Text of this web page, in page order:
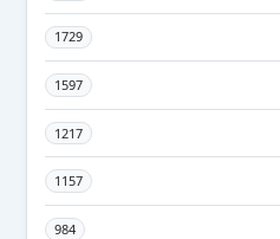
1729
1597
1217
1157
984